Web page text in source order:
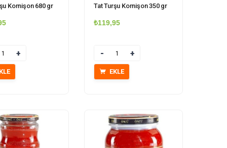
Kornişon 680 gr Tat Turşu Kornişon 350 gr
₺119,95
Miktar
EKLE